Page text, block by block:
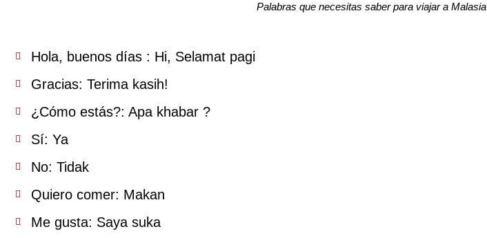
Palabras que necesitas saber para viajar a Malasia
Hola, buenos días : Hi, Selamat pagi
Gracias: Terima kasih!
¿Cómo estás?: Apa khabar ?
Sí: Ya
No: Tidak
Quiero comer: Makan
Me gusta: Saya suka